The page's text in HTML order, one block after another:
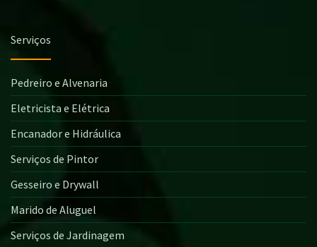
Serviços
Pedreiro e Alvenaria
Eletricista e Elétrica
Encanador e Hidráulica
Serviços de Pintor
Gesseiro e Drywall
Marido de Aluguel
Serviços de Jardinagem